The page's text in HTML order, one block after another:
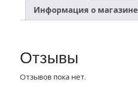
Информация о магазине
Отзывы
Отзывов пока нет.